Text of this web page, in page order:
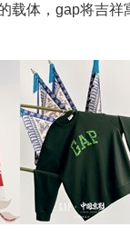
载体，gap将吉